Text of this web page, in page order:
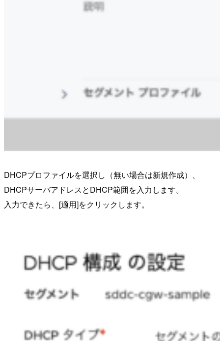
DHCPプロファイルを選択し（無い場合は新規作成）、
DHCPサーバアドレスとDHCP範囲を入力します。
入力できたら、[適用]をクリックします。